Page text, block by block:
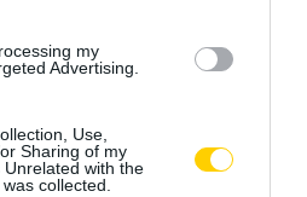
my
Advertising.
Use,
Sharing of my
with the
collected.